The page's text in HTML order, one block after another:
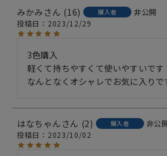
みかみ
16 購入者
非公開
投稿日
2023/12/29
3色購入
軽くて持ちやすくて使いやすいです
なんとなくオシャレでお気に入りで
はなちゃん 2 購入者
非公
投稿日
2023/10/02